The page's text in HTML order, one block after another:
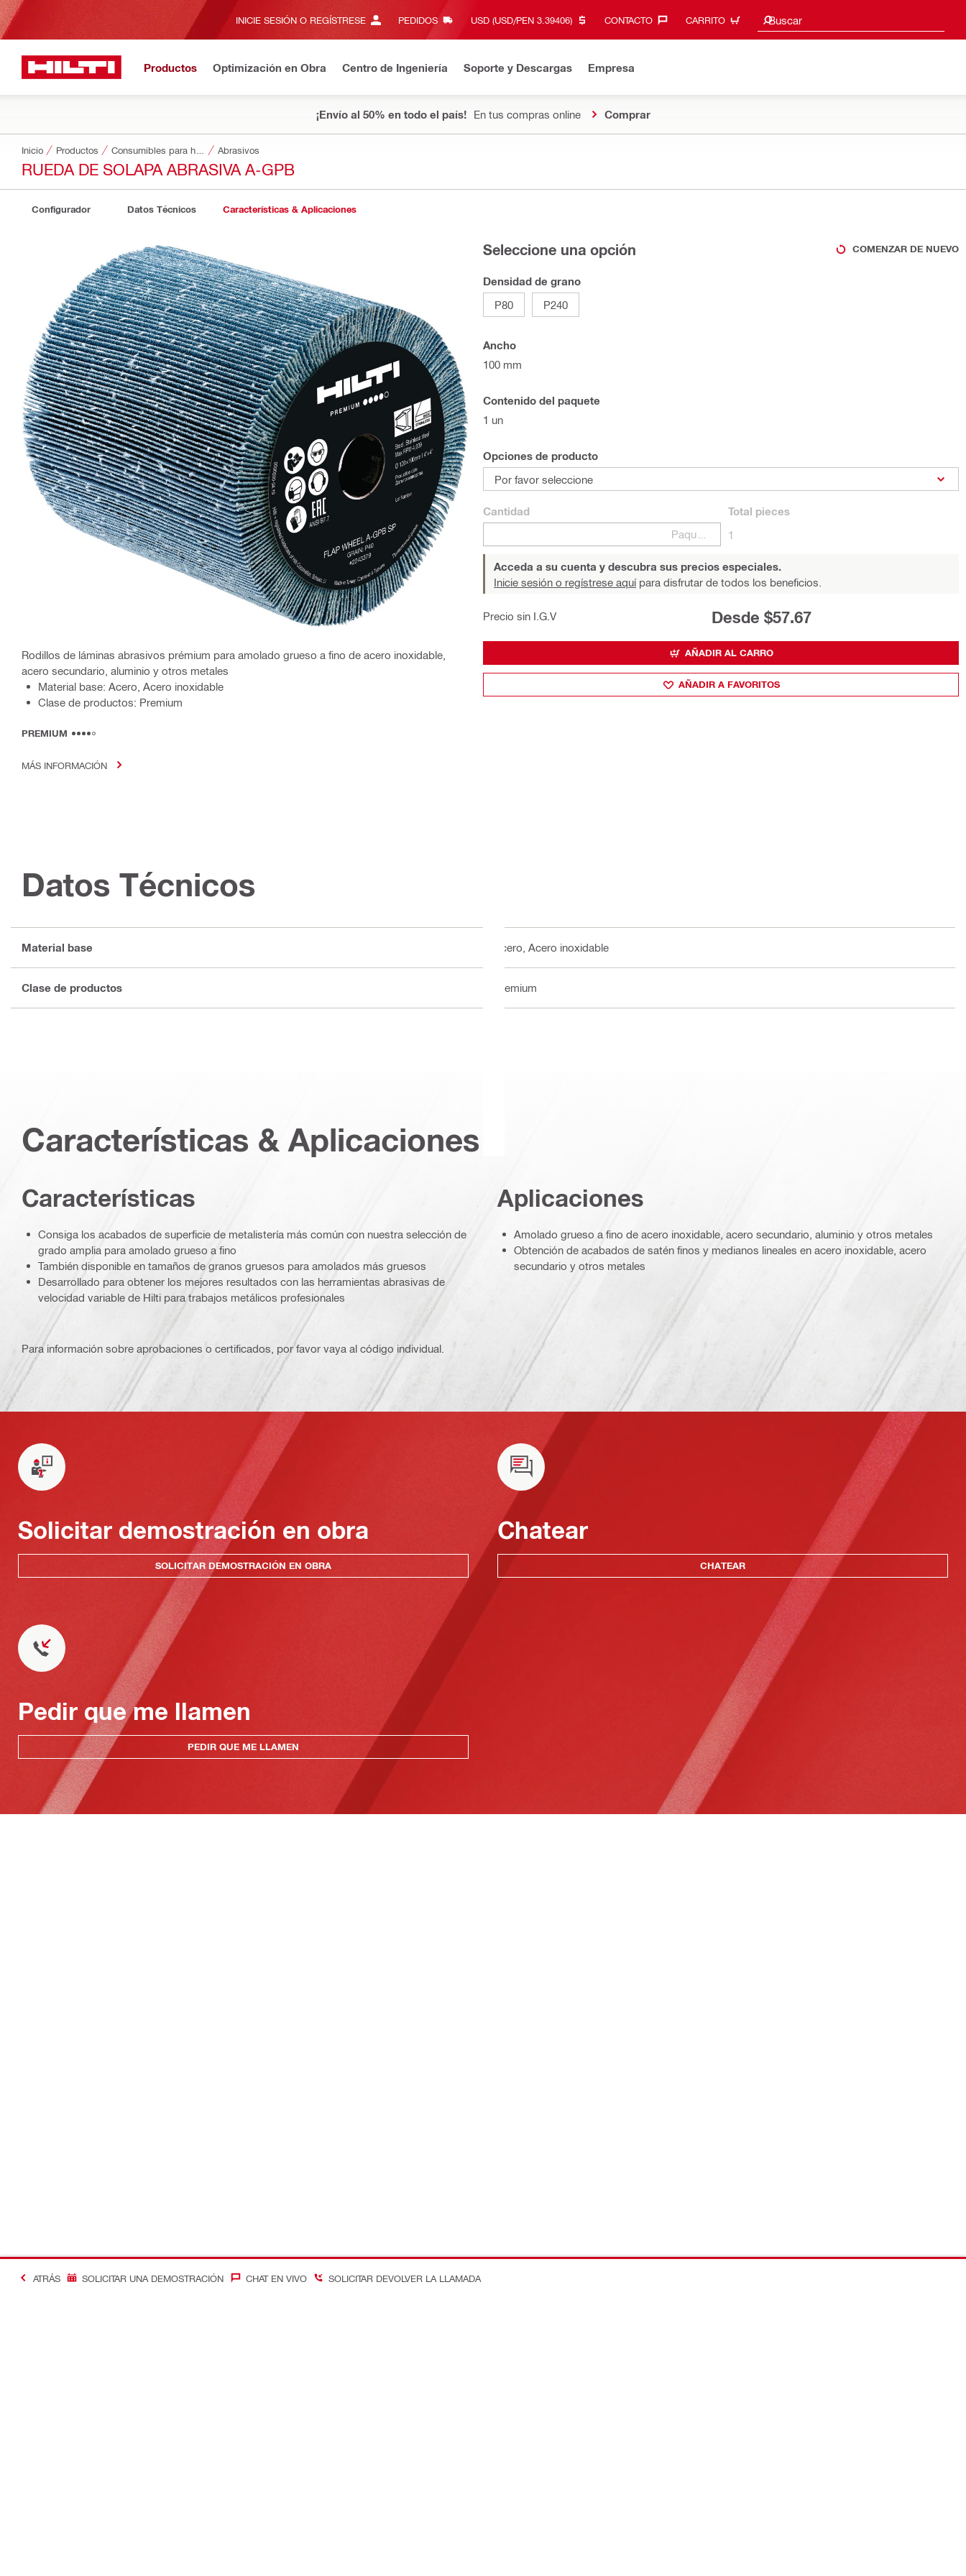
INICIE SESIÓN O REGÍSTRESE PEDIDOS USD (USD/PEN 3.39406)‎ CONTACTO‎ CARRITO Buscar
Sugerencias de búsqueda
Productos Optimización en Obra Centro de Ingeniería Soporte y Descargas Empresa
¡Envío al 50% en todo el país! En tus compras online Comprar
Inicio Productos Abrasivos
RUEDA DE SOLAPA ABRASIVA A-GPB
Configurador Datos Técnicos Características & Aplicaciones
Rodillos de láminas abrasivos prémium para amolado grueso a fino de acero inoxidable,
acero secundario, aluminio y otros metales
Material base: Acero, Acero inoxidable
Clase de productos: Premium
PREMIUM
MÁS INFORMACIÓN
Seleccione una opción COMENZAR DE NUEVO
Densidad de grano
P80
P240
Ancho
100 mm
Contenido del paquete
1 un
Opciones de producto
Por favor seleccione
Cantidad
Paquetes
Total pieces
1
Acceda a su cuenta y descubra sus precios especiales.
Inicie sesión o regístrese aquípara disfrutar de todos los beneficios.
Precio sin I.G.V Desde $57.67
AÑADIR AL CARRO
AÑADIR A FAVORITOS
Datos Técnicos
Material base Acero, Acero inoxidable
Clase de productos Premium
Características & Aplicaciones
Caracterí­sticas
Consiga los acabados de superficie de metalistería más común con nuestra selección de
grado amplia para amolado grueso a fino
También disponible en tamaños de granos gruesos para amolados más gruesos
Desarrollado para obtener los mejores resultados con las herramientas abrasivas de
velocidad variable de Hilti para trabajos metálicos profesionales
Aplicaciones
Amolado grueso a fino de acero inoxidable, acero secundario, aluminio y otros metales
Obtención de acabados de satén finos y medianos lineales en acero inoxidable, acero
secundario y otros metales
Para información sobre aprobaciones o certificados, por favor vaya al código individual.
Solicitar demostración en obra
SOLICITAR DEMOSTRACIÓN EN OBRA
Chatear
CHATEAR
Pedir que me llamen
PEDIR QUE ME LLAMEN
ATRÁS SOLICITAR UNA DEMOSTRACIÓN CHAT EN VIVO SOLICITAR DEVOLVER LA LLAMADA